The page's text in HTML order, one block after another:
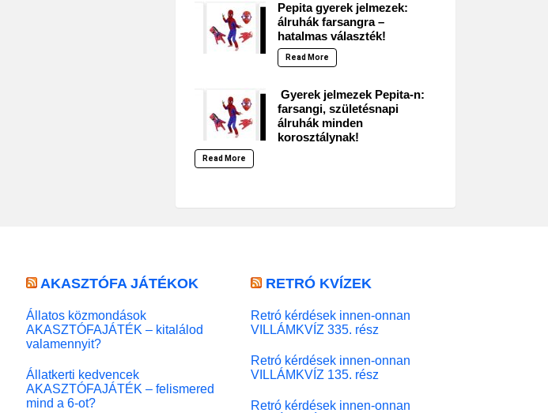
Pepita gyerek jelmezek:
álruhák farsangra –
hatalmas választék!
Read More
Gyerek jelmezek Pepita-n:
farsangi, születésnapi
álruhák minden
korosztálynak!
Read More
AKASZTÓFA JÁTÉKOK
Állatos közmondások
AKASZTÓFAJÁTÉK – kitalálod
valamennyit?
Állatkerti kedvencek
AKASZTÓFAJÁTÉK – felismered
mind a 6-ot?
RETRÓ KVÍZEK
Retró kérdések innen-onnan
VILLÁMKVÍZ 335. rész
Retró kérdések innen-onnan
VILLÁMKVÍZ 135. rész
Retró kérdések innen-onnan